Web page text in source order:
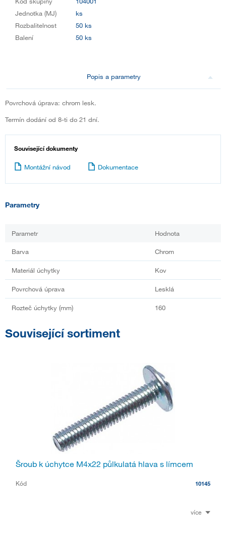
Jednotka (MJ)
ks
Rozbalitelnost
50 ks
Balení
50 ks
Popis a parametry
Povrchová úprava: chrom lesk.
Termín dodání od 8-ti do 21 dní.
Související dokumenty
Montážní návod Dokumentace
Parametry
Parametr Hodnota
Barva Chrom
Materiál úchytky Kov
Povrchová úprava Lesklá
Rozteč úchytky (mm) 160
Související sortiment
Šroub k úchytce M4x22 půlkulatá hlava s límcem
Kód 10145
více